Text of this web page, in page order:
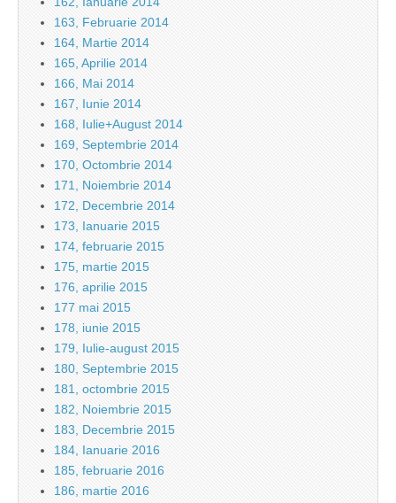
163, Februarie 2014
164, Martie 2014
165, Aprilie 2014
166, Mai 2014
167, Iunie 2014
168, Iulie+August 2014
169, Septembrie 2014
170, Octombrie 2014
171, Noiembrie 2014
172, Decembrie 2014
173, Ianuarie 2015
174, februarie 2015
175, martie 2015
176, aprilie 2015
177 mai 2015
178, iunie 2015
179, Iulie-august 2015
180, Septembrie 2015
181, octombrie 2015
182, Noiembrie 2015
183, Decembrie 2015
184, Ianuarie 2016
185, februarie 2016
186, martie 2016